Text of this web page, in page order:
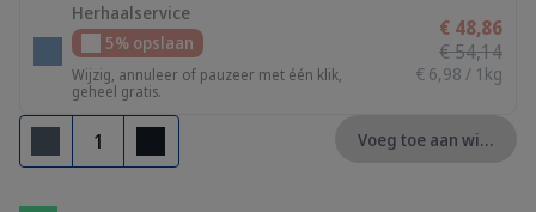
Herhaalservice
5% opslaan
Wijzig, annuleer of pauzeer met één klik,
geheel gratis.
€ 48,86
€ 54,14
€ 6,98 / 1kg
Verwijderen
Toevoegen
Voeg toe aan